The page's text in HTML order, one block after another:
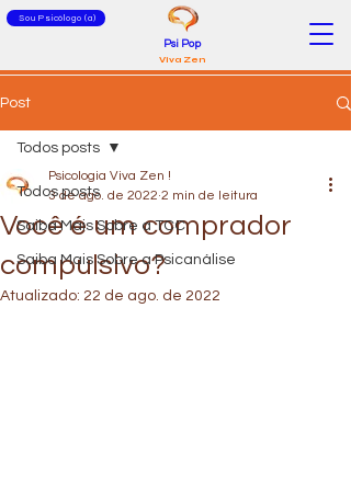
Sou Psicólogo (a)
Psi Pop
Viva Zen
Post
Todos posts
Saiba Mais Sobre a TCC
Saiba Mais Sobre a Psicanálise
Todos posts
Você é um comprador
compulsivo?
Psicologia Viva Zen !
3 de ago. de 2022 2 min de leitura
Atualizado: 22 de ago. de 2022